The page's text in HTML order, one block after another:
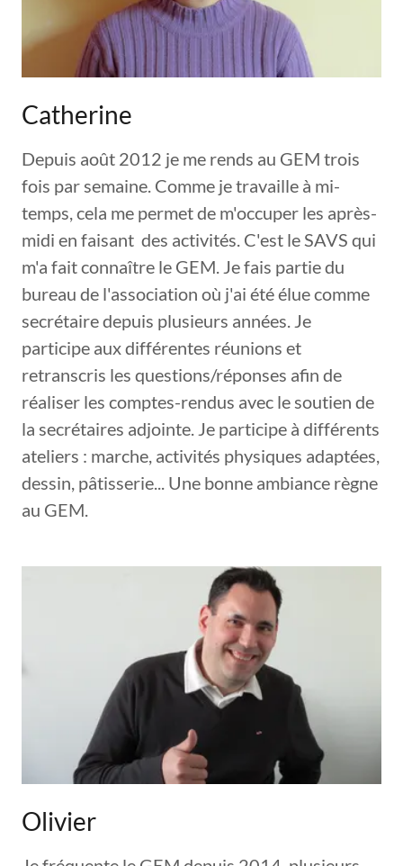
Catherine
Depuis août 2012 je me rends au GEM trois
fois par semaine. Comme je travaille à mi-
temps, cela me permet de m'occuper les après-
midi en faisant des activités. C'est le SAVS qui
m'a fait connaître le GEM. Je fais partie du
bureau de l'association où j'ai été élue comme
secrétaire depuis plusieurs années. Je
participe aux différentes réunions et
retranscris les questions/réponses afin de
réaliser les comptes-rendus avec le soutien de
la secrétaires adjointe. Je participe à différents
ateliers : marche, activités physiques adaptées,
dessin, pâtisserie... Une bonne ambiance règne
au GEM.
Olivier